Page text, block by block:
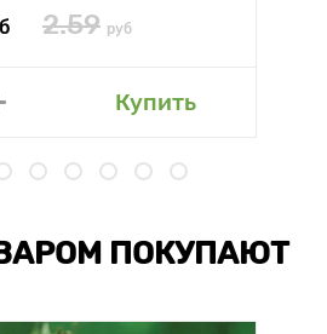
2.59 руб
Купить
ПОКУПАЮТ